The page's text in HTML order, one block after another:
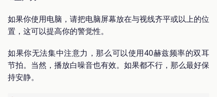
如果你使用电脑，请把电脑屏幕放在与视线齐平或以上的位
置，这可以提高你的警觉性。
如果你无法集中注意力，那么可以使用40赫兹频率的双耳
节拍。当然，播放白噪音也有效。如果都不行，那么最好保
持安静。